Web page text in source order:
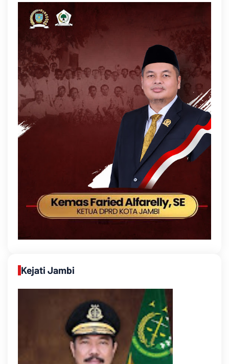
Kejati Jambi